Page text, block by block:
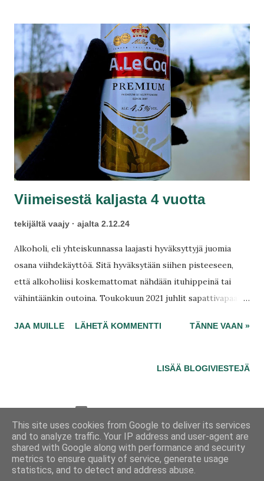
Viimeisestä kaljasta 4 vuotta
tekijältä vaajy ajalta 2.12.24
Alkoholi, eli yhteiskunnassa laajasti hyväksyttyjä juomia
osana viihdekäyttöä. Sitä hyväksytään siihen pisteeseen,
että alkoholiisi koskemattomat nähdään ituhippeinä tai
vähintäänkin outoina. Toukokuun 2021 juhlit sapattivapaalle
tästä alkoholista tulee vainoharhaisuutta, itsetuhoisuutta
jäljellä, että jos en olisi silloin itse lopettanut, joku muu olisi
JAA MUILLE LÄHETÄ KOMMENTTI TÄNNE VAAN »
LISÄÄ BLOGIVIESTEJÄ
Jumissa tanssilattialla -blogi nimimerkiltävaajy
on jo vuodesta 2014 lisenssilläCC0 1.0
Made with Magpiesin Pirkkala
This site uses cookies from Google to deliver its services
and to analyze traffic. Your IP address and user-agent are
shared with Google along with performance and security
metrics to ensure quality of service, generate usage
statistics, and to detect and address abuse.